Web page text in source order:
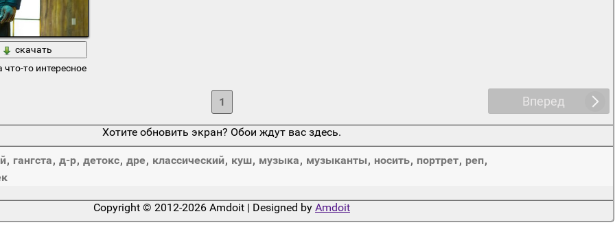
скачать
то интересное
Вперед
1
Хотите обновить экран? Обои ждут вас здесь.
, гангста, д-р, детокс, дре, классический, куш, музыка, музыканты, носить, портрет, реп,
Copyright © 2012-2026 Amdoit | Designed by Amdoit